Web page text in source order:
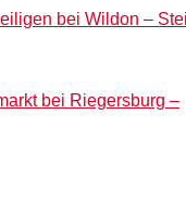
bei Wildon –
bei Riegersburg –